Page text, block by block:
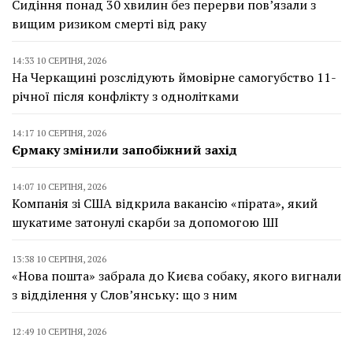
Сидіння понад 30 хвилин без перерви пов’язали з
вищим ризиком смерті від раку
14:33 10 СЕРПНЯ, 2026
На Черкащині розслідують ймовірне самогубство 11-
річної після конфлікту з однолітками
14:17 10 СЕРПНЯ, 2026
Єрмаку змінили запобіжний захід
14:07 10 СЕРПНЯ, 2026
Компанія зі США відкрила вакансію «пірата», який
шукатиме затонулі скарби за допомогою ШІ
13:38 10 СЕРПНЯ, 2026
«Нова пошта» забрала до Києва собаку, якого вигнали
з відділення у Слов’янську: що з ним
12:49 10 СЕРПНЯ, 2026